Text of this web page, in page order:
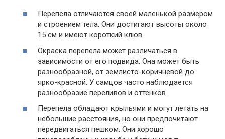
Перепела отличаются своей маленькой размером
и строением тела. Они достигают высоты около
15 см и имеют короткий клюв.
Окраска перепела может различаться в
зависимости от его подвида. Она может быть
разнообразной, от землисто-коричневой до
ярко-красной. У самцов часто наблюдается
разнообразие переливов и оттенков.
Перепела обладают крыльями и могут летать на
небольшие расстояния, но они предпочитают
передвигаться пешком. Они хорошо